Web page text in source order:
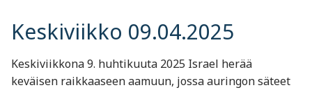
Keskiviikko 09.04.2025
Keskiviikkona 9. huhtikuuta 2025 Israel herää
keväisen raikkaaseen aamuun, jossa auringon säteet